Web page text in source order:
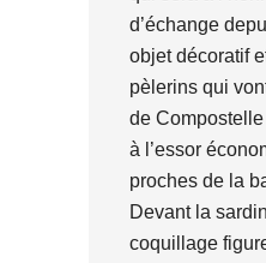
d’échange
objet décoratif
pèlerins qui
de
à l’essor
proches de la
Devant la
coquillage